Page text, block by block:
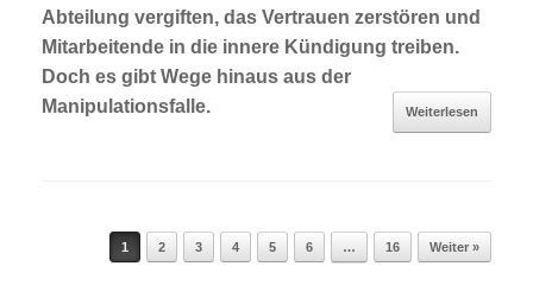
Abteilung vergiften, das Vertrauen zerstören und
Mitarbeitende in die innere Kündigung treiben.
Doch es gibt Wege hinaus aus der
Manipulationsfalle.
Weiterlesen
Beitragsnavigation
1 2 3 4 5 6 … 16 Weiter »